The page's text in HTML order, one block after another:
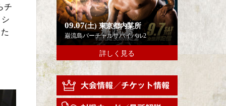
チ
09.07(土)東京都内某所
巌流島バーチャルサバイバル2
詳しく見る